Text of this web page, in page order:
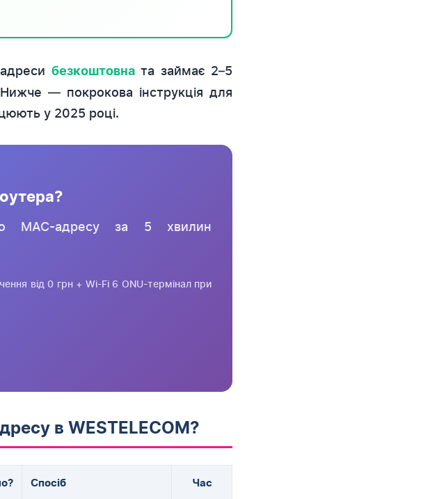
безкоштовната займає 2–5
— покрокова інструкція для
у 2025 році.
MAC-адресу за 5 хвилин
від 0 грн + Wi-Fi 6 ONU-термінал при
в WESTELECOM?
Спосіб Час